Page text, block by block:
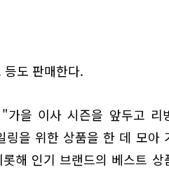
도 판매한다.
을 이사 시즌을 앞두고 리
을 위한 상품을 한 데 모아
해 인기 브랜드의 베스트 상